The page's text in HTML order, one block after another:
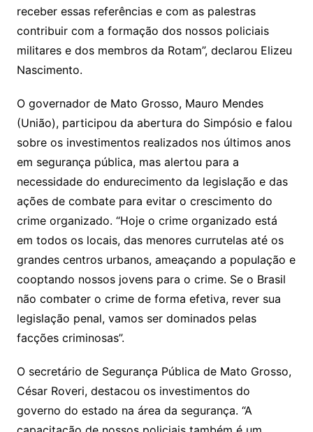
receber essas referências e com as palestras
contribuir com a formação dos nossos policiais
militares e dos membros da Rotam”, declarou Elizeu
Nascimento.
O governador de Mato Grosso, Mauro Mendes
(União), participou da abertura do Simpósio e falou
sobre os investimentos realizados nos últimos anos
em segurança pública, mas alertou para a
necessidade do endurecimento da legislação e das
ações de combate para evitar o crescimento do
crime organizado. “Hoje o crime organizado está
em todos os locais, das menores currutelas até os
grandes centros urbanos, ameaçando a população e
cooptando nossos jovens para o crime. Se o Brasil
não combater o crime de forma efetiva, rever sua
legislação penal, vamos ser dominados pelas
facções criminosas”.
O secretário de Segurança Pública de Mato Grosso,
César Roveri, destacou os investimentos do
governo do estado na área da segurança. “A